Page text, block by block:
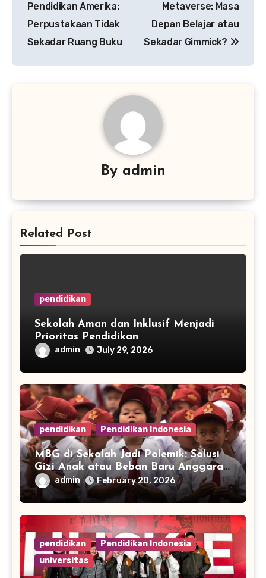
Pendidikan Amerika:
Perpustakaan Tidak
Sekadar Ruang Buku
Metaverse: Masa
Depan Belajar atau
Sekadar Gimmick?
By admin
Related Post
pendidikan
Sekolah Aman dan Inklusif Menjadi
Prioritas Pendidikan
admin July 29, 2026
pendidikan Pendidikan Indonesia
MBG di Sekolah Jadi Polemik: Solusi
Gizi Anak atau Beban Baru Anggaran
Pendidikan?
admin February 20, 2026
pendidikan
Pendidikan Indonesia
universitas